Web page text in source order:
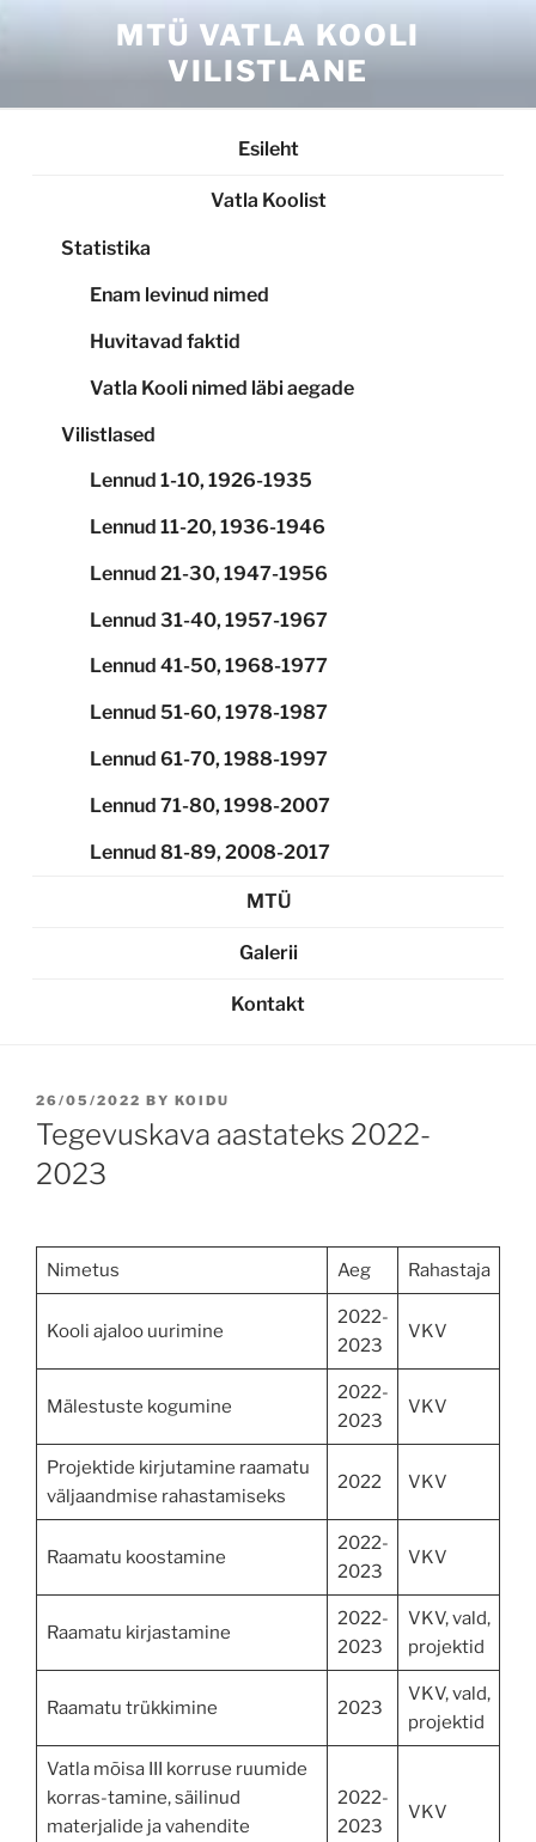
MTÜ VATLA KOOLI
VILISTLANE
Esileht
Vatla Koolist
Statistika
Enam levinud nimed
Huvitavad faktid
Vatla Kooli nimed läbi aegade
Vilistlased
Lennud 1-10, 1926-1935
Lennud 11-20, 1936-1946
Lennud 21-30, 1947-1956
Lennud 31-40, 1957-1967
Lennud 41-50, 1968-1977
Lennud 51-60, 1978-1987
Lennud 61-70, 1988-1997
Lennud 71-80, 1998-2007
Lennud 81-89, 2008-2017
MTÜ
Galerii
Kontakt
POSTED
ON
26/05/2022 BY KOIDU
Tegevuskava aastateks 2022-
2023
Nimetus Aeg Rahastaja
Kooli ajaloo uurimine
2022-
2023
VKV
Mälestuste kogumine
2022-
2023
VKV
Projektide kirjutamine raamatu
väljaandmise rahastamiseks
2022 VKV
Raamatu koostamine
2022-
2023
VKV
Raamatu kirjastamine
2022-
2023
VKV, vald,
projektid
Raamatu trükkimine 2023
VKV, vald,
projektid
Vatla mõisa III korruse ruumide
korras-tamine, säilinud
materjalide ja vahendite
2022-
2023
VKV